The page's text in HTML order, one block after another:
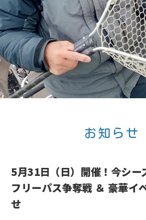
お知らせ
5月31日（日）開催！今シー
フリーパス争奪戦 ＆ 豪華イ
せ